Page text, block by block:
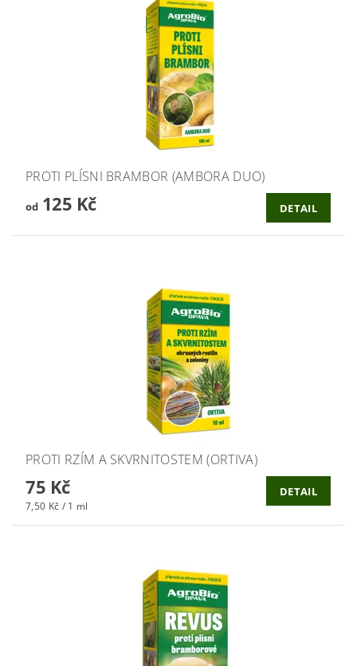
PROTI PLÍSNI BRAMBOR (AMBORA DUO)
od125 Kč DETAIL
PROTI RZÍM A SKVRNITOSTEM (ORTIVA)
75 Kč
7,50 Kč / 1 ml
DETAIL